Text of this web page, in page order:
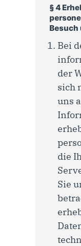
§ 4
Besuch
Bei
der
sich
uns
die
Sie